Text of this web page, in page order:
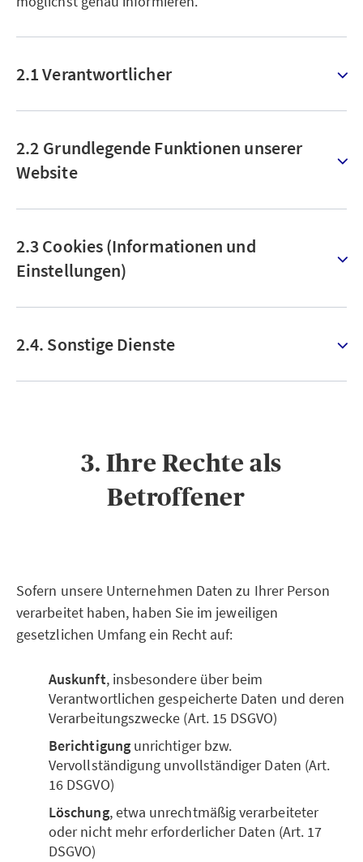
2.1 Verantwortlicher
2.2 Grundlegende Funktionen unserer
Website
2.3 Cookies (Informationen und
Einstellungen)
2.4. Sonstige Dienste
3. Ihre Rechte als
Betroffener
Sofern unsere Unternehmen Daten zu Ihrer Person
verarbeitet haben, haben Sie im jeweiligen
gesetzlichen Umfang ein Recht auf:
Auskunft, insbesondere über beim
Verantwortlichen gespeicherte Daten und deren
Verarbeitungszwecke (Art. 15 DSGVO)
Berichtigungunrichtiger bzw.
Vervollständigung unvollständiger Daten (Art.
16 DSGVO)
Löschung, etwa unrechtmäßig verarbeiteter
oder nicht mehr erforderlicher Daten (Art. 17
DSGVO)